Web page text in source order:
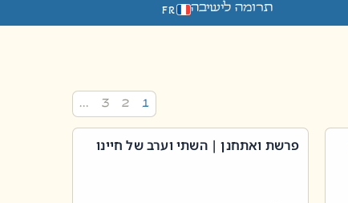
תרומה לישיבה FR
1
2
3
…
פרשת ואתחנן | השתי וערב של חיינו